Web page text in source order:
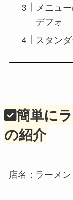
メニュ
デフォ
スタン
簡単に
の紹介
店名：ラーメ